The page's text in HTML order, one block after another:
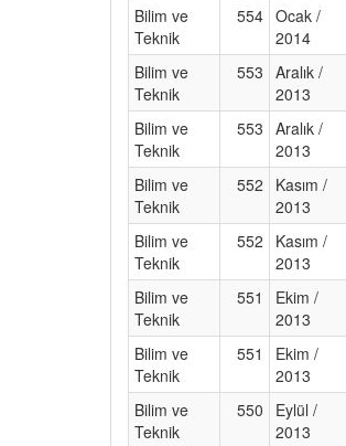
Bilim ve
Teknik
554 Ocak /
2014
Bilim ve
Teknik
553
Aralık /
2013
Bilim ve
Teknik
553
Aralık /
2013
Bilim ve
Teknik
552
Kasım /
2013
Bilim ve
Teknik
552
Kasım /
2013
Bilim ve
Teknik
551
Ekim /
2013
Bilim ve
Teknik
551
Ekim /
2013
Bilim ve
Teknik
550
Eylül /
2013